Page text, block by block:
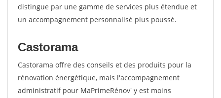
distingue par une gamme de services plus étendue et
un accompagnement personnalisé plus poussé.
Castorama
Castorama offre des conseils et des produits pour la
rénovation énergétique, mais l'accompagnement
administratif pour MaPrimeRénov' y est moins